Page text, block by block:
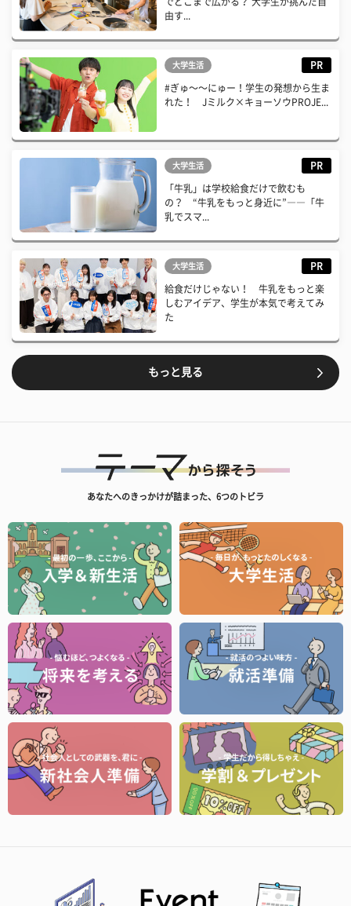
由す...
大学生活 PR
#ぎゅ〜〜にゅー！学生の発想から生ま
れた！ Jミルク×キョーソウPROJE...
大学生活 PR
「牛乳」は学校給食だけで飲むも
の？ “牛乳をもっと身近に”――「牛
乳でスマ...
大学生活 PR
給食だけじゃない！ 牛乳をもっと楽
しむアイデア、学生が本気で考えてみ
た
もっと見る
あなたへのきっかけが詰まった、6つのトビラ